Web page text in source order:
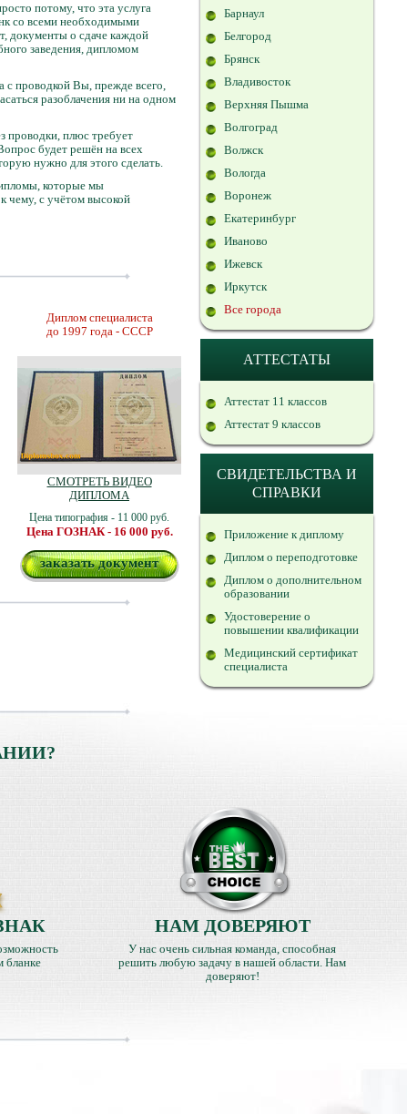
потому, что эта услуга
со всеми необходимыми
документы о сдаче каждой
заведения, дипломом
с проводкой Вы, прежде всего,
разоблачения ни на одном
проводки, плюс требует
будет решён на всех
нужно для этого сделать.
которые мы
чему, с учётом высокой
Диплом специалиста
до 1997 года - СССР
СМОТРЕТЬ ВИДЕО
ДИПЛОМА
Цена типография - 11 000 руб.
Цена ГОЗНАК - 16 000 руб.
заказать документ
Барнаул
Белгород
Брянск
Владивосток
Верхняя Пышма
Волгоград
Волжск
Вологда
Воронеж
Екатеринбург
Иваново
Ижевск
Иркутск
Все города
АТТЕСТАТЫ
Аттестат 11 классов
Аттестат 9 классов
СВИДЕТЕЛЬСТВА И
СПРАВКИ
Приложение к диплому
Диплом о переподготовке
Диплом о дополнительном
образовании
Удостоверение о
повышении квалификации
Медицинский сертификат
специалиста
бланке
НАМ ДОВЕРЯЮТ
У нас очень сильная команда, способная
решить любую задачу в нашей области. Нам
доверяют!